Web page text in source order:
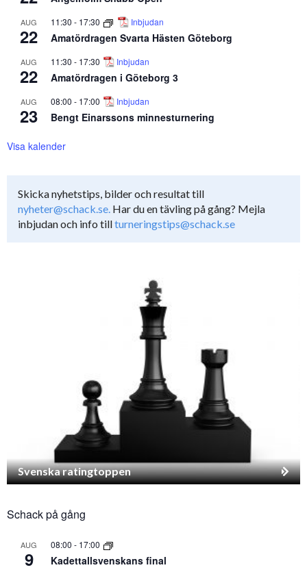
AUG
22
11:30 - 17:30 Inbjudan
Amatördragen Svarta Hästen Göteborg
AUG
22
11:30 - 17:30 Inbjudan
Amatördragen i Göteborg 3
AUG
23
08:00 - 17:00 Inbjudan
Bengt Einarssons minnesturnering
Visa kalender
Skicka nyhetstips, bilder och resultat till
nyheter@schack.se. Har du en tävling på gång? Mejla
inbjudan och info tillturneringstips@schack.se
Svenska ratingtoppen
Schack på gång
AUG
9
08:00 - 17:00
Kadettallsvenskans final